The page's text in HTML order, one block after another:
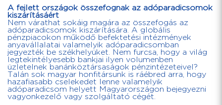
A fejlett országok összefognak az adóparadicsomok
kiszárításáért
Nem várathat sokáig magára az összefogás az
adóparadicsomok kiszárítására. A globális
pénzpiacokon működő befektetési intézmények
anyavállalatai valamelyik adóparadicsomban
jegyezték be székhelyüket. Nem furcsa, hogy a világ
legtekintélyesebb bankjai ilyen volumenben
üzletelnek banánköztársaságok pénzintézeteivel?
Talán sok magyar honfitársunk is ráébred arra, hogy
hazafiasabb cselekedet lenne valamelyik
adóparadicsom helyett Magyarországon bejegyezni
vagyonkezelő vagy szolgáltató cégét.